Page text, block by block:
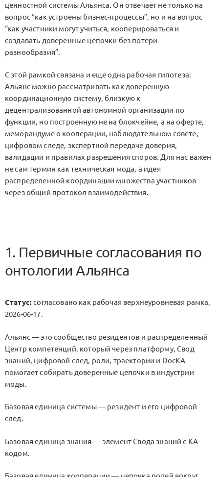
ценностной системы Альянса. Он отвечает не только на
вопрос “как устроены бизнес-процессы”, но и на вопрос
“как участники могут учиться, кооперироваться и
создавать доверенные цепочки без потери
разнообразия”.
С этой рамкой связана и еще одна рабочая гипотеза:
Альянс можно рассматривать как доверенную
координационную систему, близкую к
децентрализованной автономной организации по
функции, но построенную не на блокчейне, а на оферте,
меморандуме о кооперации, наблюдательном совете,
цифровом следе, экспертной передаче доверия,
валидации и правилах разрешения споров. Для нас важен
не сам термин как техническая мода, а идея
распределенной координации множества участников
через общий протокол взаимодействия.
1. Первичные согласования по
онтологии Альянса
Статус:согласовано как рабочая верхнеуровневая рамка,
2026-06-17.
Альянс — это сообщество резидентов и распределенный
Центр компетенций, который через платформу, Свод
знаний, цифровой след, роли, траектории и DocKA
помогает собирать доверенные цепочки в индустрии
моды.
Базовая единица системы — резидент и его цифровой
след.
Базовая единица знания — элемент Свода знаний с KA-
кодом.